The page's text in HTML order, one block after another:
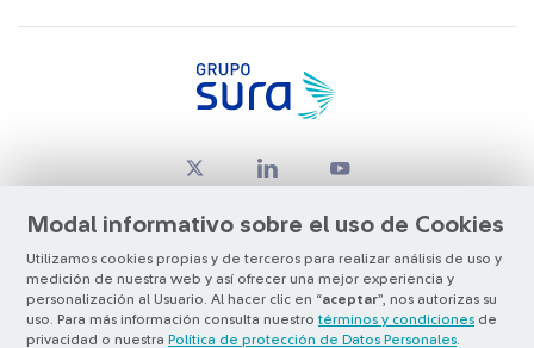
Modal informativo sobre el uso de Cookies
Utilizamos cookies propias y de terceros para realizar análisis de uso y
medición de nuestra web y así ofrecer una mejor experiencia y
personalización al Usuario. Al hacer clic en “aceptar”, nos autorizas su
uso. Para más información consulta nuestro términos y condiciones de
privacidad o nuestra Política de protección de Datos Personales
© Copyright Grupo SURA 2026